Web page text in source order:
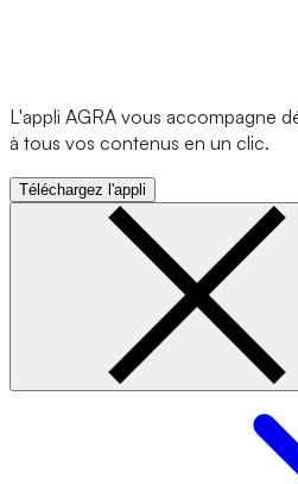
L'appli AGRA vous accompagne
à tous vos contenus en un clic.
Téléchargez l'appli